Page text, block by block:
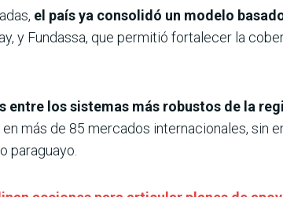
el país ya consolidó un modelo
y Fundassa, que permitió fortalecer la
entre los sistemas más robustos de la
más de 85 mercados internacionales, sin
paraguayo.